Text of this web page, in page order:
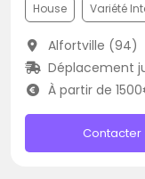
House Variété
Alfortville (94)
Déplacement
À partir de
Contacter